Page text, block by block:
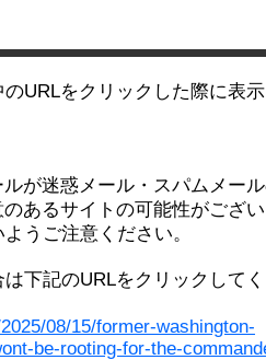
URLをクリックした際に表
が迷惑メール・スパムメー
あるサイトの可能性がござ
うご注意ください。
下記のURLをクリックして
08/15/former-washington-
be-rooting-for-the-